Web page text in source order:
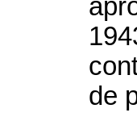
de